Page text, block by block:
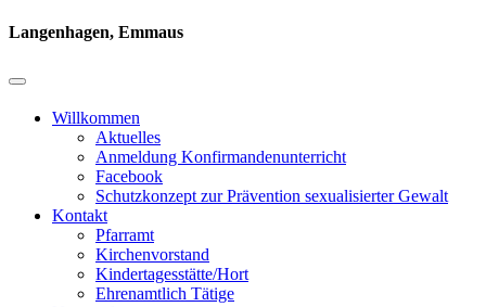
Langenhagen, Emmaus
Willkommen
Aktuelles
Anmeldung Konfirmandenunterricht
Facebook
Schutzkonzept zur Prävention sexualisierter Gewalt
Kontakt
Pfarramt
Kirchenvorstand
Kindertagesstätte/Hort
Ehrenamtlich Tätige